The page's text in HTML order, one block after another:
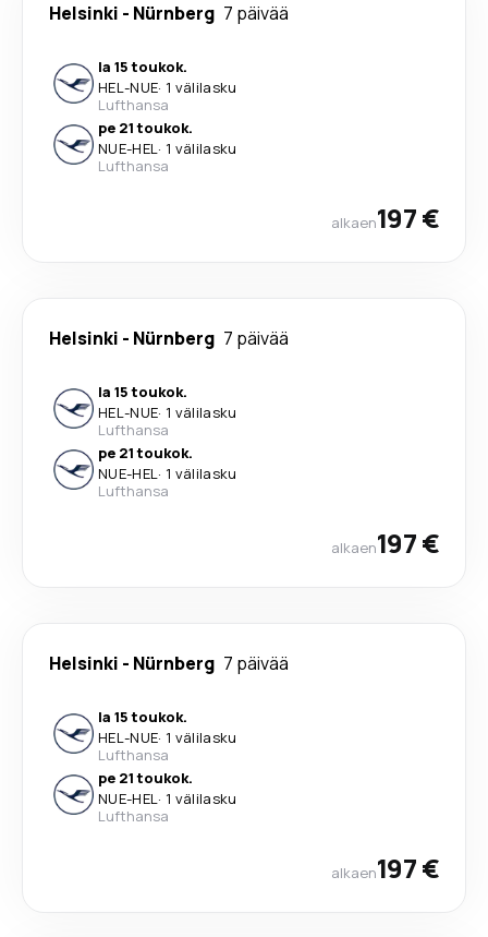
Helsinki - Nürnberg 7 päivää
la 15 toukok.
HEL-NUE· 1 välilasku
Lufthansa
pe 21 toukok.
NUE-HEL· 1 välilasku
Lufthansa
alkaen197 €
Helsinki - Nürnberg 7 päivää
la 15 toukok.
HEL-NUE· 1 välilasku
Lufthansa
pe 21 toukok.
NUE-HEL· 1 välilasku
Lufthansa
alkaen197 €
Helsinki - Nürnberg 7 päivää
la 15 toukok.
HEL-NUE· 1 välilasku
Lufthansa
pe 21 toukok.
NUE-HEL· 1 välilasku
Lufthansa
alkaen197 €